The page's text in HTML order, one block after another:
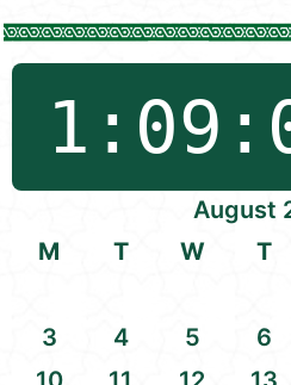
August
M
T W T
3
4 5 6